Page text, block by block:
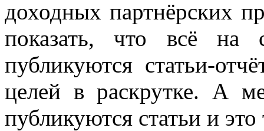
доходных партнёрских
показать, что всё на
публикуются статьи-
целей в раскрутке. А
публикуются статьи и